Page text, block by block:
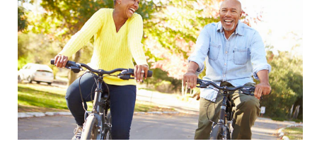
DÓNDE COMPRAR
BO (ES)
SUSCRÍBETE